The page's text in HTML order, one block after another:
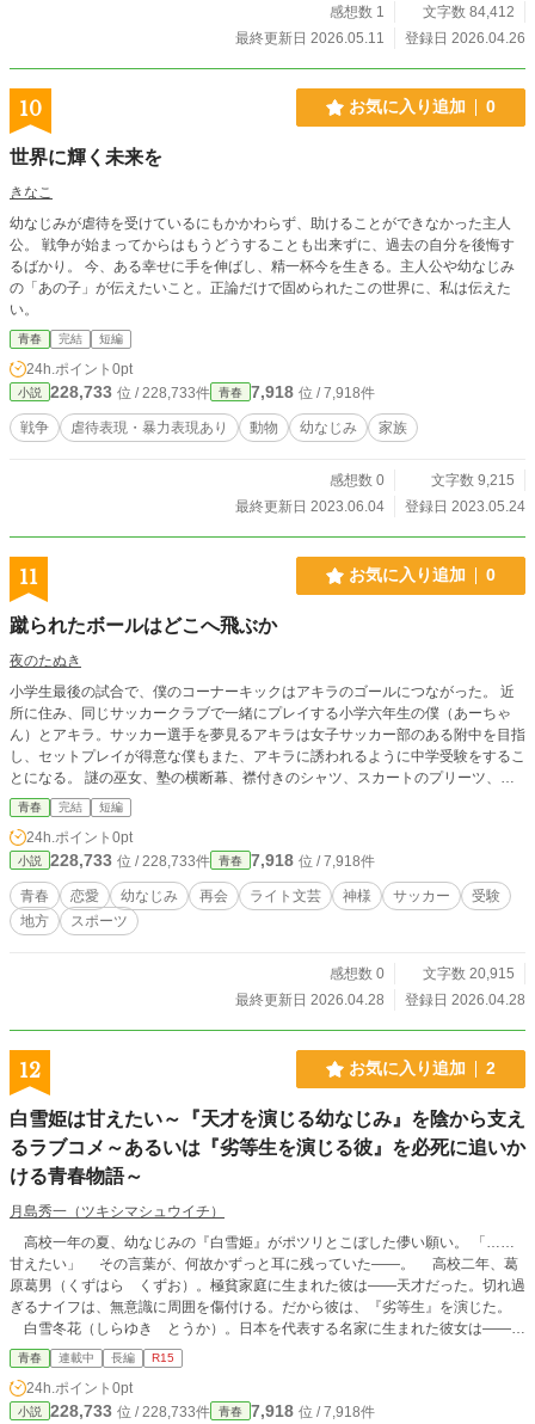
感想数 1
文字数 84,412
最終更新日 2026.05.11
登録日 2026.04.26
10 お気に入り追加 0
世界に輝く未来を
きなこ
幼なじみが虐待を受けているにもかかわらず、助けることができなかった主人
公。 戦争が始まってからはもうどうすることも出来ずに、過去の自分を後悔す
るばかり。 今、ある幸せに手を伸ばし、精一杯今を生きる。主人公や幼なじみ
の「あの子」が伝えたいこと。正論だけで固められたこの世界に、私は伝えた
い。
青春 完結 短編
24h.ポイント 0pt
小説 228,733 位 / 228,733件 青春 7,918 位 / 7,918件
戦争 虐待表現・暴力表現あり 動物 幼なじみ 家族
感想数 0
文字数 9,215
最終更新日 2023.06.04
登録日 2023.05.24
11 お気に入り追加 0
蹴られたボールはどこへ飛ぶか
夜のたぬき
小学生最後の試合で、僕のコーナーキックはアキラのゴールにつながった。 近
所に住み、同じサッカークラブで一緒にプレイする小学六年生の僕（あーちゃ
ん）とアキラ。サッカー選手を夢見るアキラは女子サッカー部のある附中を目指
し、セットプレイが得意な僕もまた、アキラに誘われるように中学受験をするこ
とになる。 謎の巫女、塾の横断幕、襟付きのシャツ、スカートのプリーツ、そ
して裏山の神社。 受験から八年後、アキラの運転する軽自動車で地元の風景を
巡る中、二人はかつて神様に願ったことと、アキラがついた小さな嘘に向き合
う。
青春 完結 短編
24h.ポイント 0pt
小説 228,733 位 / 228,733件 青春 7,918 位 / 7,918件
青春 恋愛 幼なじみ 再会 ライト文芸 神様 サッカー
受験
地方
スポーツ
感想数 0
文字数 20,915
最終更新日 2026.04.28
登録日 2026.04.28
12 お気に入り追加 2
白雪姫は甘えたい～『天才を演じる幼なじみ』を陰から支え
るラブコメ～あるいは『劣等生を演じる彼』を必死に追いか
ける青春物語～
月島秀一（ツキシマシュウイチ）
高校一年の夏、幼なじみの『白雪姫』がポツリとこぼした儚い願い。 「……
甘えたい」 その言葉が、何故かずっと耳に残っていた――。 高校二年、葛
原葛男（くずはら くずお）。極貧家庭に生まれた彼は――天才だった。切れ過
ぎるナイフは、無意識に周囲を傷付ける。だから彼は、『劣等生』を演じた。
白雪冬花（しらゆき とうか）。日本を代表する名家に生まれた彼女は――凡
才だった。周囲の高い期待に応えなければ、家族として認められない。だから彼
女は、『天才』を演じた。 幼なじみでありながら正反対の性質を持つ二人
は、小学校卒業と同時に離れ離れとなり、高校生になって偶然再会。 初めは
少しギクシャクすることもあったが……生徒会室で一緒に勉強したり、休みの日
青春 連載中 長編 R15
24h.ポイント 0pt
小説 228,733 位 / 228,733件 青春 7,918 位 / 7,918件